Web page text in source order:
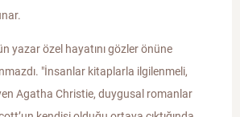
yazar özel hayatını gözler önüne
"İnsanlar kitaplarla ilgilenmeli,
Agatha Christie, duygusal romanlar